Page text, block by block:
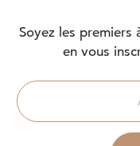
Soyez les premiers
en vous